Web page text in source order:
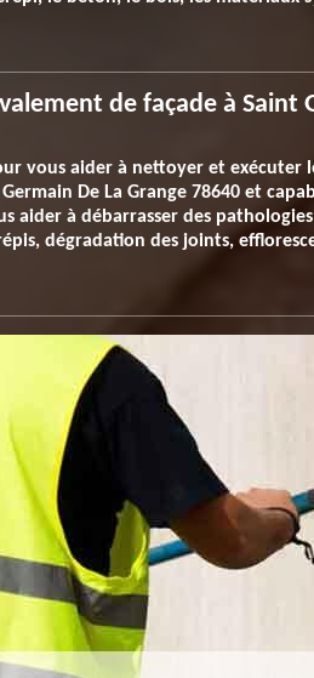
de façade à Saint
vous aider à nettoyer et
De La Grange 78640 et
aider à débarrasser des
dégradation des joints,